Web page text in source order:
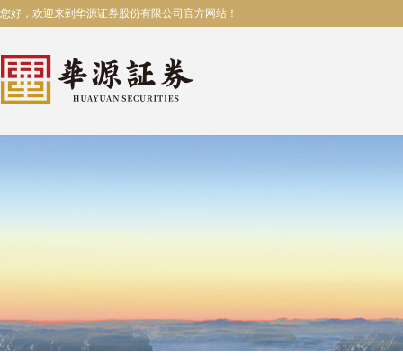
您好，欢迎来到华源证券股份有限公司官方网站！